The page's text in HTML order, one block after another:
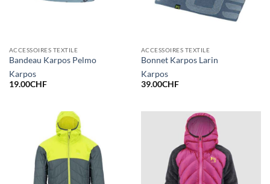
ACCESSOIRES TEXTILE
Bandeau Karpos Pelmo
Karpos
19.00CHF
ACCESSOIRES TEXTILE
Bonnet Karpos Larin
Karpos
39.00CHF